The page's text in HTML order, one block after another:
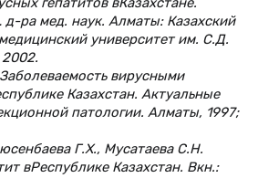
ра мед. наук. Алматы: Казахский
университет им. С.Д.
вирусными
Казахстан. Актуальные
патологии. Алматы, 1997;
Г.Х., Мусатаева С.Н.
вРеспублике Казахстан. Вкн.: